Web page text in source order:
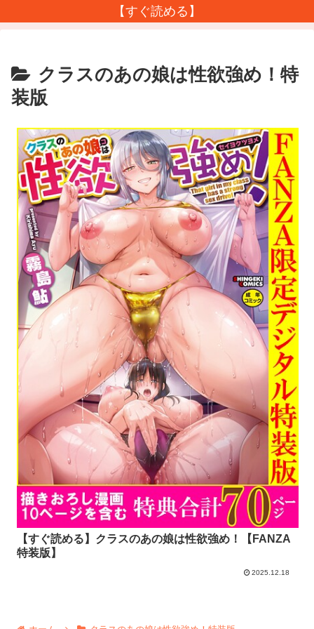
【すぐ読める】
クラスのあの娘は性欲強め！特
装版
【すぐ読める】クラスのあの娘は性欲強め！【FANZA
特装版】
2025.12.18